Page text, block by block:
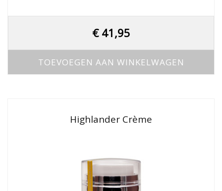
€41,95
TOEVOEGEN AAN WINKELWAGEN
Highlander Crème